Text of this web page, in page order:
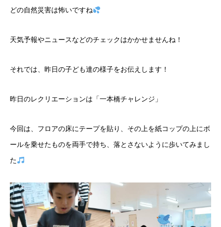
どの自然災害は怖いですね
天気予報やニュースなどのチェックはかかせませんね！
それでは、昨日の子ども達の様子をお伝えします！
昨日のレクリエーションは「一本橋チャレンジ」
今回は、フロアの床にテープを貼り、その上を紙コップの上にボ
ールを乗せたものを両手で持ち、落とさないように歩いてみまし
た